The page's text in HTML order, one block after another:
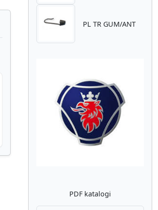
PL TR GUM/ANT
Atpakaļ
PDF katalogi